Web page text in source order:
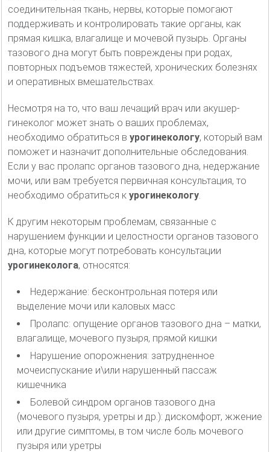
соединительная ткань, нервы, которые помогают
поддерживать и контролировать такие органы, как
прямая кишка, влагалище и мочевой пузырь. Органы
тазового дна могут быть повреждены при родах,
повторных подъемов тяжестей, хронических болезнях
и оперативных вмешательствах.
Несмотря на то, что ваш лечащий врач или акушер-
гинеколог может знать о ваших проблемах,
необходимо обратиться в урогинекологу, который вам
поможет и назначит дополнительные обследования.
Если у вас пролапс органов тазового дна, недержание
мочи, или вам требуется первичная консультация, то
необходимо обратиться к урогинекологу.
К другим некоторым проблемам, связанные с
нарушением функции и целостности органов тазового
дна, которые могут потребовать консультации
урогинеколога, относятся:
Недержание: бесконтрольная потеря или
выделение мочи или каловых масс
Пролапс: опущение органов тазового дна – матки,
влагалище, мочевого пузыря, прямой кишки
Нарушение опорожнения: затрудненное
мочеиспускание и\или нарушенный пассаж
кишечника
Болевой синдром органов тазового дна
(мочевого пузыря, уретры и др.): дискомфорт, жжение
или другие симптомы, в том числе боль мочевого
пузыря или уретры